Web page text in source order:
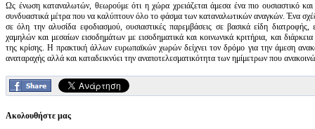
Ως ένωση καταναλωτών, θεωρούμε ότι η χώρα χρειάζεται άμεσα ένα πιο ουσιαστικό και
συνδυαστικά μέτρα που να καλύπτουν όλο το φάσμα των καταναλωτικών αναγκών. Ένα
σε όλη την αλυσίδα εφοδιασμού, ουσιαστικές παρεμβάσεις σε βασικά είδη
χαμηλών και μεσαίων εισοδημάτων με εισοδηματικά και κοινωνικά κριτήρια, και
της κρίσης. Η πρακτική άλλων ευρωπαϊκών χωρών δείχνει τον δρόμο για την άμεση
αναταραχής αλλά και καταδεικνύει την αναποτελεσματικότητα των ημίμετρων που
Ακολουθήστε μας